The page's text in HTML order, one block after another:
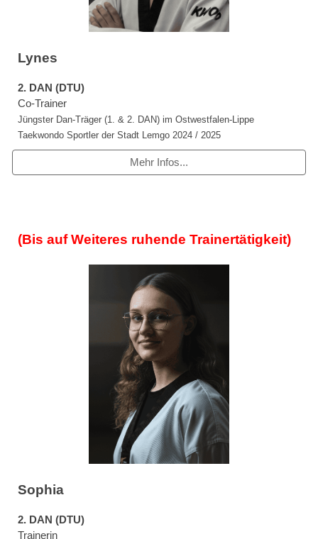
Lynes
2. DAN (DTU)
Co-Trainer
Jüngster Dan-Träger (1. & 2. DAN) imOstwestfalen-Lippe
Taekwondo Sportler der Stadt Lemgo 2024 / 2025
Mehr Infos...
(Bis aufWeiteres ruhende Trainertätigkeit)
Sophia
2. DAN (DTU)
Trainerin